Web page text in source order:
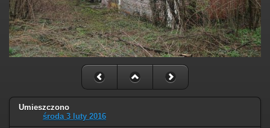
Umieszczono
środa 3 luty 2016